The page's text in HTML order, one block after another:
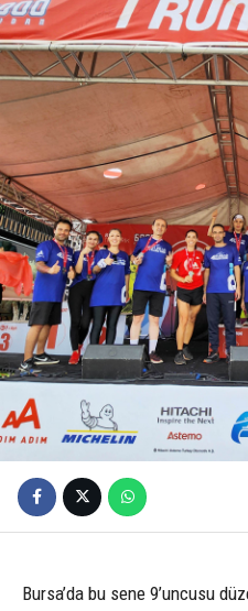
Bursa’da bu sene 9’uncusu